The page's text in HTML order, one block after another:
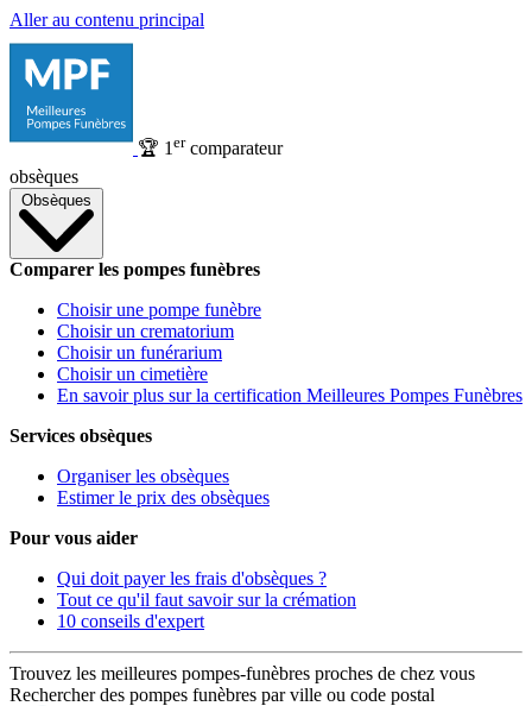
Aller au contenu principal
🏆 1 ercomparateur
obsèques
Obsèques
Comparer les pompes funèbres
Choisir une pompe funèbre
Choisir un crematorium
Choisir un funérarium
Choisir un cimetière
En savoir plus sur la certification Meilleures Pompes Funèbres
Services obsèques
Organiser les obsèques
Estimer le prix des obsèques
Pour vous aider
Qui doit payer les frais d'obsèques ?
Tout ce qu'il faut savoir sur la crémation
10 conseils d'expert
Trouvez les meilleures pompes-funèbres proches de chez vous
Rechercher des pompes funèbres par ville ou code postal